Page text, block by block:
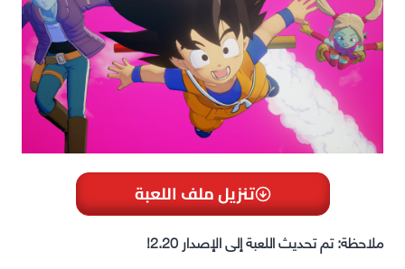
تنزيل ملف اللعبة
ملاحظة: تم تحديث اللعبة إلى الإصدار 2.20!